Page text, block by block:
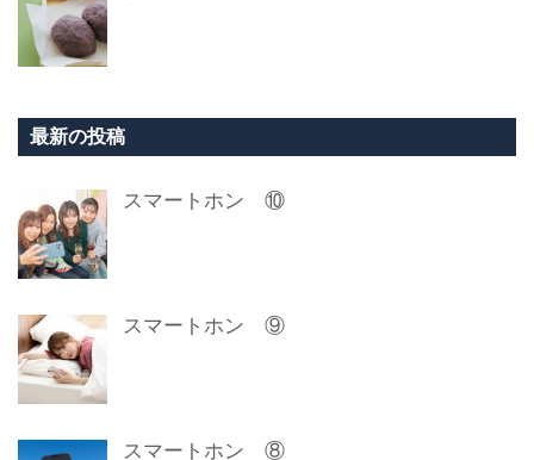
最新の投稿
スマートホン ⑩
スマートホン ⑨
スマートホン ⑧